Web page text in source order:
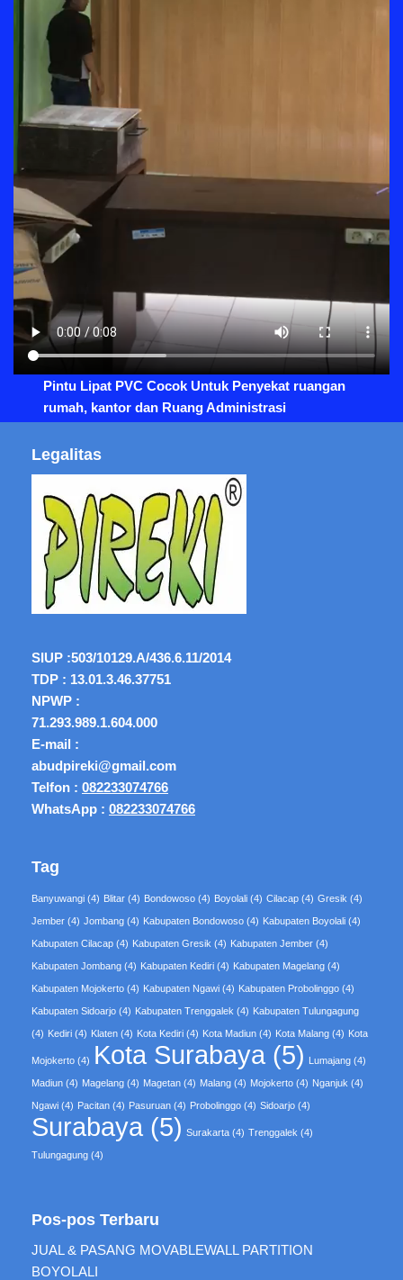
Pintu Lipat PVC Cocok Untuk Penyekat ruangan
rumah, kantor dan Ruang Administrasi
Legalitas
SIUP :503/10129.A/436.6.11/2014
TDP : 13.01.3.46.37751
NPWP :
71.293.989.1.604.000
E-mail :
abudpireki@gmail.com
Telfon : 082233074766
WhatsApp : 082233074766
Tag
Banyuwangi (4) Blitar (4) Bondowoso (4) Boyolali (4) Cilacap (4) Gresik (4)
Jember (4) Jombang (4) Kabupaten Bondowoso (4) Kabupaten Boyolali (4)
Kabupaten Cilacap (4) Kabupaten Gresik (4) Kabupaten Jember (4)
Kabupaten Jombang (4) Kabupaten Kediri (4) Kabupaten Magelang (4)
Kabupaten Mojokerto (4) Kabupaten Ngawi (4) Kabupaten Probolinggo (4)
Kabupaten Sidoarjo (4) Kabupaten Trenggalek (4) Kabupaten Tulungagung
(4) Kediri (4) Klaten (4) Kota Kediri (4) Kota Madiun (4) Kota Malang (4) Kota
Mojokerto (4) Kota Surabaya (5) Lumajang (4)
Madiun (4) Magelang (4) Magetan (4) Malang (4) Mojokerto (4) Nganjuk (4)
Ngawi (4) Pacitan (4) Pasuruan (4) Probolinggo (4) Sidoarjo (4)
Surabaya (5) Surakarta (4) Trenggalek (4)
Tulungagung (4)
Pos-pos Terbaru
JUAL & PASANG MOVABLEWALL PARTITION
BOYOLALI